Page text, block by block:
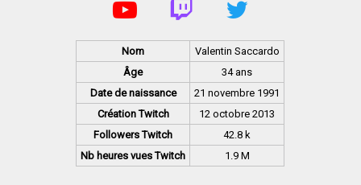
Nom
Valentin Saccardo
Âge
34 ans
Date de naissance
21 novembre 1991
Création Twitch
12 octobre 2013
Followers Twitch
42.8 k
Nb heures vues Twitch
1.9 M